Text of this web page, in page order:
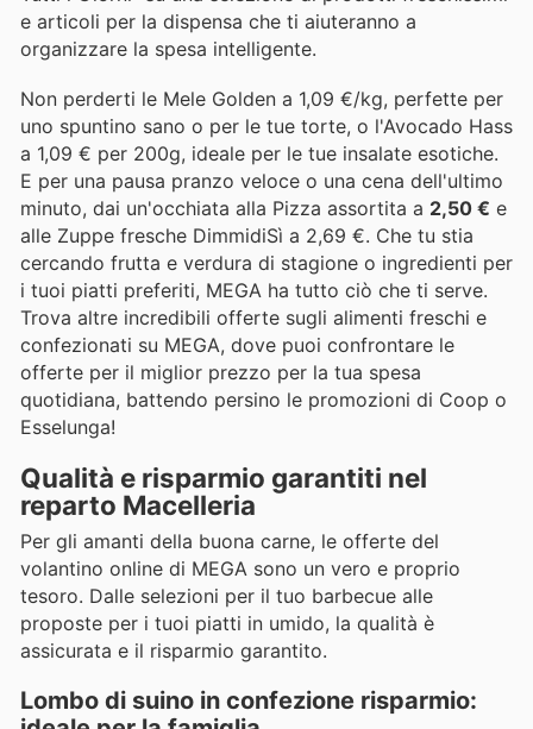
e articoli per la dispensa che ti aiuteranno a
organizzare la spesa intelligente.
Non perderti le Mele Golden a 1,09 €/kg, perfette per
uno spuntino sano o per le tue torte, o l'Avocado Hass
a 1,09 € per 200g, ideale per le tue insalate esotiche.
E per una pausa pranzo veloce o una cena dell'ultimo
minuto, dai un'occhiata alla Pizza assortita a 2,50 € e
alle Zuppe fresche DimmidiSì a 2,69 €. Che tu stia
cercando frutta e verdura di stagione o ingredienti per
i tuoi piatti preferiti, MEGA ha tutto ciò che ti serve.
Trova altre incredibili offerte sugli alimenti freschi e
confezionati su MEGA, dove puoi confrontare le
offerte per il miglior prezzo per la tua spesa
quotidiana, battendo persino le promozioni di Coop o
Esselunga!
Qualità e risparmio garantiti nel
reparto Macelleria
Per gli amanti della buona carne, le offerte del
volantino online di MEGA sono un vero e proprio
tesoro. Dalle selezioni per il tuo barbecue alle
proposte per i tuoi piatti in umido, la qualità è
assicurata e il risparmio garantito.
Lombo di suino in confezione risparmio: